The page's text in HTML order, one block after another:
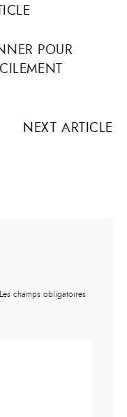
POUR
NEXT ARTICLE
Les champs obligatoires